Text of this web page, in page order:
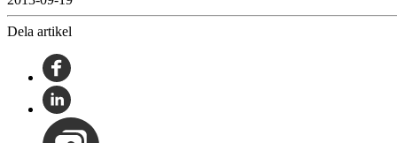
Dela artikel